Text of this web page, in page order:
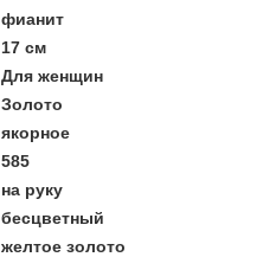
фианит
17 см
Для женщин
Золото
якорное
585
на руку
бесцветный
желтое золото